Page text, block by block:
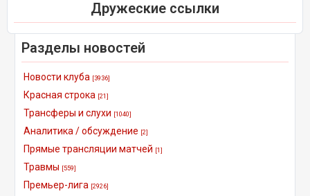
Дружеские ссылки
Разделы новостей
Новости клуба [3936]
Красная строка [21]
Трансферы и слухи [1040]
Аналитика / обсуждение [2]
Прямые трансляции матчей [1]
Травмы [559]
Премьер-лига [2926]